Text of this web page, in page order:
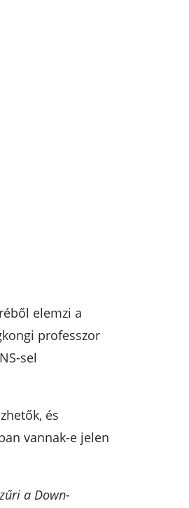
elemzi a
professzor
sel
és
vannak-e jelen
a Down-